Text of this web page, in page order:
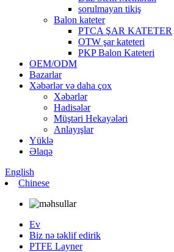
sorulmayan tikiş
Balon kateter
PTCA ŞAR KATETER
OTW şar kateteri
PKP Balon Kateteri
OEM/ODM
Bazarlar
Xəbərlər və daha çox
Xəbərlər
Hadisələr
Müştəri Hekayələri
Anlayışlar
Yüklə
Əlaqə
English
Chinese
Ev
Biz nə təklif edirik
PTFE Layner